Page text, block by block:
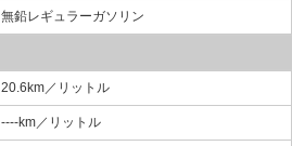
無鉛レギュラーガソリン
20.6km／リットル
----km／リットル